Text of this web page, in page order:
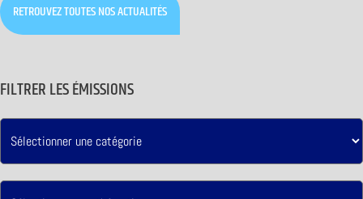
RETROUVEZ TOUTES NOS ACTUALITÉS
FILTRER LES ÉMISSIONS